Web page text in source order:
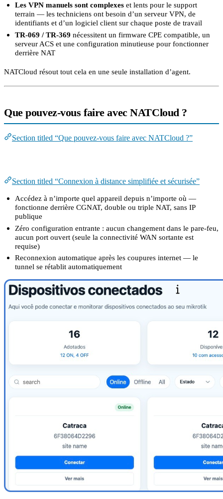
Les VPN manuels sont complexes et lents pour le support
terrain — les techniciens ont besoin d’un serveur VPN, de
identifiants et d’un logiciel client sur chaque poste de travail
TR-069 / TR-369 nécessitent un firmware CPE compatible, un
serveur ACS et une configuration minutieuse pour fonctionner
derrière NAT
NATCloud résout tout cela en une seule installation d’agent.
Que pouvez-vous faire avec NATCloud ?
Section titled “Que pouvez-vous faire avec NATCloud ?”
Section titled “Connexion à distance simplifiée et sécurisée”
Accédez à n’importe quel appareil depuis n’importe où —
fonctionne derrière CGNAT, double ou triple NAT, sans IP
publique
Zéro configuration entrante : aucun changement dans le pare-feu,
aucun port ouvert (seule la connectivité WAN sortante est
requise)
Reconnexion automatique après les coupures internet — le
tunnel se rétablit automatiquement